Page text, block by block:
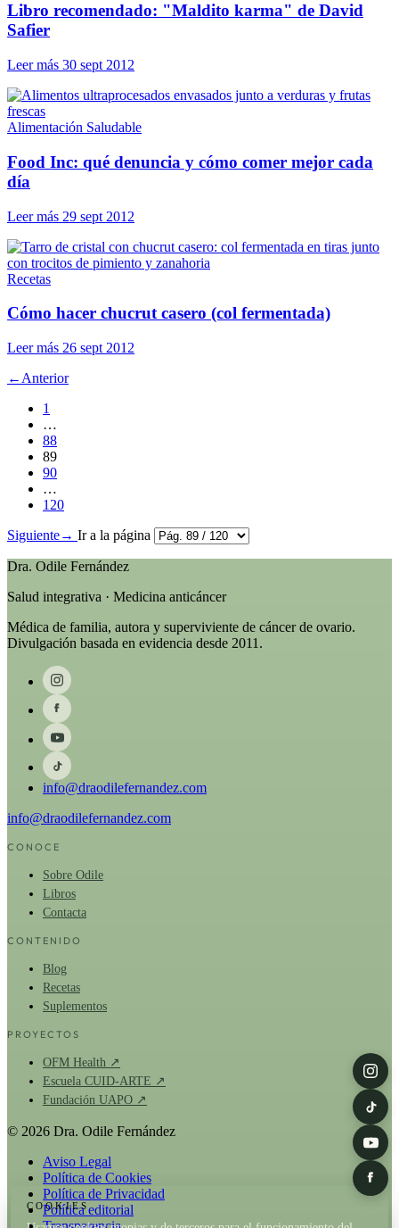
Libro recomendado: "Maldito karma" de David
Safier
Leer más 30 sept 2012
Alimentación Saludable
Food Inc: qué denuncia y cómo comer mejor cada
día
Leer más 29 sept 2012
Recetas
Cómo hacer chucrut casero (col fermentada)
Leer más 26 sept 2012
← Anterior
1
…
88
89
90
…
120
Siguiente→ Ir a la página
Dra. Odile Fernández
Salud integrativa · Medicina anticáncer
Médica de familia, autora y superviviente de cáncer de ovario.
Divulgación basada en evidencia desde 2011.
info@draodilefernandez.com
info@draodilefernandez.com
CONOCE
Sobre Odile
Libros
Contacta
CONTENIDO
Blog
Recetas
Suplementos
PROYECTOS
OFM Health ↗
Escuela CUID-ARTE ↗
Fundación UAPO ↗
© 2026 Dra. Odile Fernández
Aviso Legal
Política de Cookies
Política de Privacidad
Política editorial
COOKIES